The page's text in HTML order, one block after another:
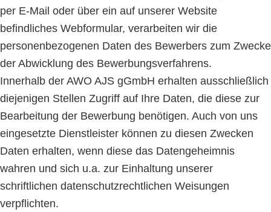
per E-Mail oder über ein auf unserer Website
befindliches Webformular, verarbeiten wir die
personenbezogenen Daten des Bewerbers zum Zwecke
der Abwicklung des Bewerbungsverfahrens.
Innerhalb der AWO AJS gGmbH erhalten ausschließlich
diejenigen Stellen Zugriff auf Ihre Daten, die diese zur
Bearbeitung der Bewerbung benötigen. Auch von uns
eingesetzte Dienstleister können zu diesen Zwecken
Daten erhalten, wenn diese das Datengeheimnis
wahren und sich u.a. zur Einhaltung unserer
schriftlichen datenschutzrechtlichen Weisungen
verpflichten.